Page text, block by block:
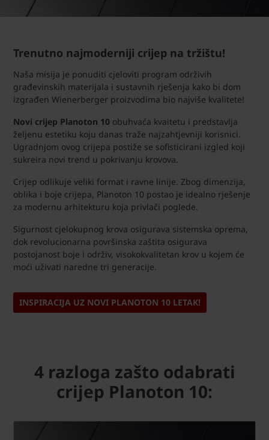
Trenutno najmoderniji crijep na tržištu!
Naša misija je ponuditi cjeloviti program održivih
građevinskih materijala i sustavnih rješenja kako bi dom
izgrađen Wienerberger proizvodima bio najviše kvalitete!
Novi crijep Planoton 10 obuhvaća kvaitetu i predstavlja
željenu estetiku koju danas traže najzahtjevniji korisnici.
Ugradnjom ovog crijepa postiže se sofisticirani izgled koji
sukreira novi trend u pokrivanju krovova.
Crijep odlikuje veliki format i ravne linije. Zbog dimenzija,
oblika i boje crijepa, Planoton 10 postao je idealno rješenje
za modernu arhitekturu koja privlači poglede.
Sigurnost cjelokupnog krova osigurava sistemska oprema,
dok revolucionarna površinska zaštita osigurava
postojanost boje i održiv, visokokvalitetan krov u kojem će
moći uživati ​​naredne tri generacije.
INSPIRACIJA UZ NOVI PLANOTON 10 LETAK!
4 razloga zašto odabrati
crijep Planoton 10: